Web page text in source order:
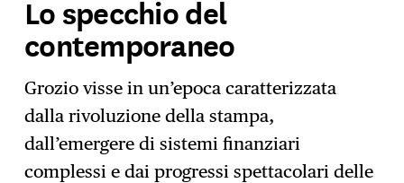
Lo specchio del
contemporaneo
Grozio visse in un’epoca caratterizzata
dalla rivoluzione della stampa,
dall’emergere di sistemi finanziari
complessi e dai progressi spettacolari delle